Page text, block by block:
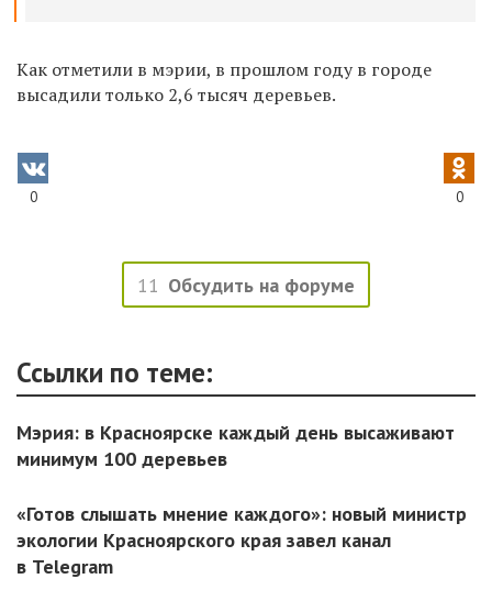
Как отметили в мэрии, в прошлом году в городе
высадили только 2,6 тысяч деревьев.
0 0
11 Обсудить на форуме
Ссылки по теме:
Мэрия: в Красноярске каждый день высаживают
минимум 100 деревьев
«Готов слышать мнение каждого»: новый министр
экологии Красноярского края завел канал
в Telegram